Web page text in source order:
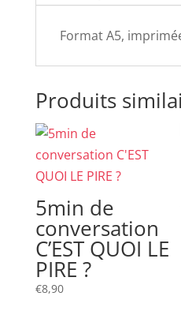
Format A5,
Produits
5min de
conversation
C’EST QUOI LE
PIRE ?
€8,90